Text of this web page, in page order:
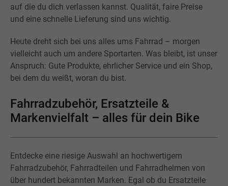
auf die du dich verlassen kannst. Qualität, faire Preise
und eine schnelle Lieferung sind uns wichtig.
Heute dreht sich bei uns alles ums Fahrrad – morgen
vielleicht auch um andere Sportarten. Was bleibt, ist unser
Anspruch: Gute Produkte, ehrlicher Service und ein Shop,
bei dem du weißt, woran du bist.
Fahrradzubehör, Ersatzteile &
Markenvielfalt – alles für dein Bike
Entdecke eine riesige Auswahl an hochwertigem
Fahrradzubehör, Fahrradteilen und Fahrradhelmen von
über hundert bekannten Marken. Egal ob du Ersatzteile